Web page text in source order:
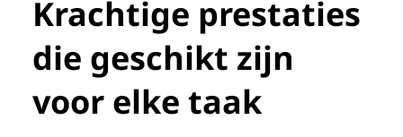
Krachtige prestaties
die geschikt zijn
voor elke taak